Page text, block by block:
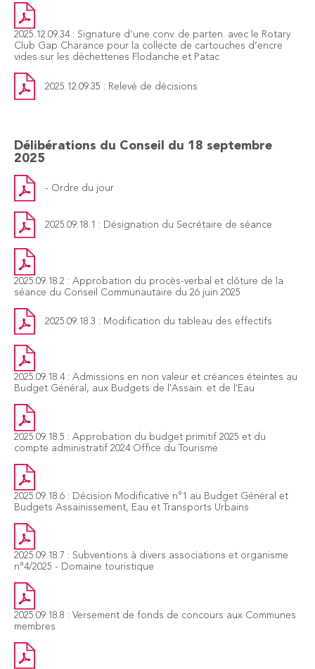
2025.12.09.34 : Signature d’une conv. de parten. avec le Rotary
Club Gap Charance pour la collecte de cartouches d’encre
vides sur les déchetteries Flodanche et Patac
2025.12.09.35 : Relevé de décisions
Délibérations du Conseil du 18 septembre
2025
- Ordre du jour
2025.09.18.1 : Désignation du Secrétaire de séance
2025.09.18.2 : Approbation du procès-verbal et clôture de la
séance du Conseil Communautaire du 26 juin 2025
2025.09.18.3 : Modification du tableau des effectifs
2025.09.18.4 : Admissions en non valeur et créances éteintes au
Budget Général, aux Budgets de l'Assain. et de l'Eau
2025.09.18.5 : Approbation du budget primitif 2025 et du
compte administratif 2024 Office du Tourisme
2025.09.18.6 : Décision Modificative n°1 au Budget Général et
Budgets Assainissement, Eau et Transports Urbains
2025.09.18.7 : Subventions à divers associations et organisme
n°4/2025 - Domaine touristique
2025.09.18.8 : Versement de fonds de concours aux Communes
membres